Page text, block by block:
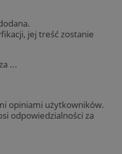
jej treść zostanie
...
opiniami użytkowników.
odpowiedzialności za